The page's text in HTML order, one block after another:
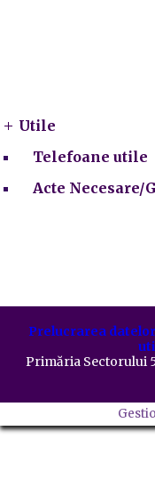
Utile
Telefoane utile
Acte Necesare/
Prelucrarea
Primăria Sectorului